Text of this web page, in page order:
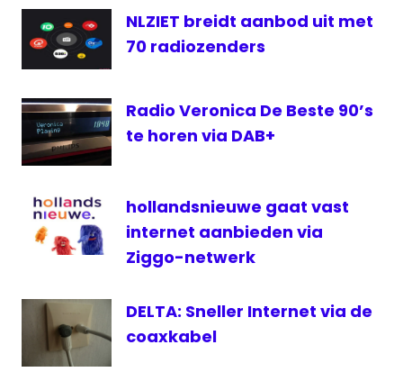
online
Radio
radioluisteren
NLZIET breidt aanbod uit met
70 radiozenders
Radio Veronica De Beste 90’s
te horen via DAB+
hollandsnieuwe gaat vast
internet aanbieden via
Ziggo-netwerk
DELTA: Sneller Internet via de
coaxkabel